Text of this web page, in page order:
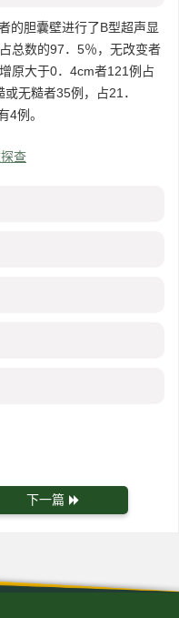
的胆囊壁进行了B型超声显
总数的97．5％，无改变者
原大于0．4cm者121例占
无糙者35例，占21．
4例。
查
下一篇